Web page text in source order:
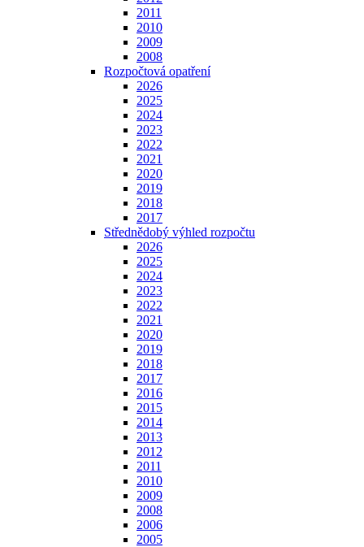
2011
2010
2009
2008
Rozpočtová opatření
2026
2025
2024
2023
2022
2021
2020
2019
2018
2017
Střednědobý výhled rozpočtu
2026
2025
2024
2023
2022
2021
2020
2019
2018
2017
2016
2015
2014
2013
2012
2011
2010
2009
2008
2006
2005